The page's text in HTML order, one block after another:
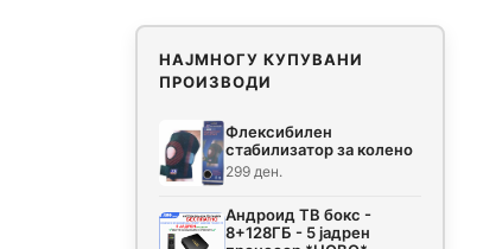
НАЈМНОГУ КУПУВАНИ
ПРОИЗВОДИ
Флексибилен
стабилизатор за колено
299 ден.
Андроид ТВ бокс -
8+128ГБ - 5 јадрен